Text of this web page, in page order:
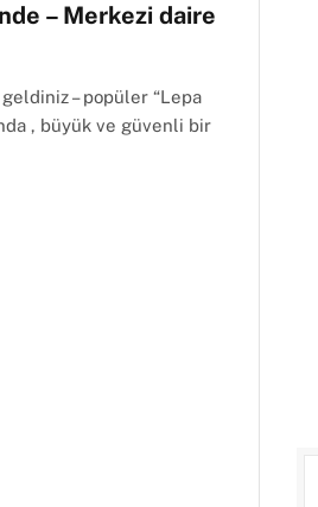
– Merkezi daire
– popüler “Lepa
, büyük ve güvenli bir